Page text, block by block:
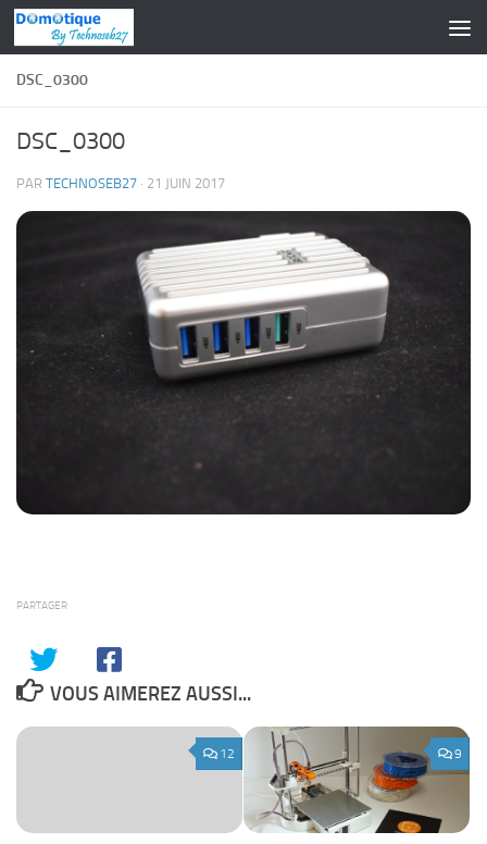
Skip to content
DSC_0300
DSC_0300
PAR TECHNOSEB27 · 21 JUIN 2017
PARTAGER
VOUS AIMEREZ AUSSI...
12 9